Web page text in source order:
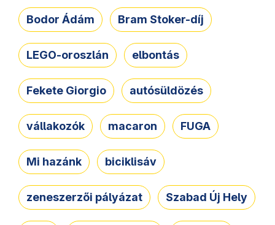
Bodor Ádám Bram Stoker-díj
LEGO-oroszlán elbontás
Fekete Giorgio autósüldözés
vállakozók macaron FUGA
Mi hazánk biciklisáv
zeneszerzői pályázat Szabad Új Hely